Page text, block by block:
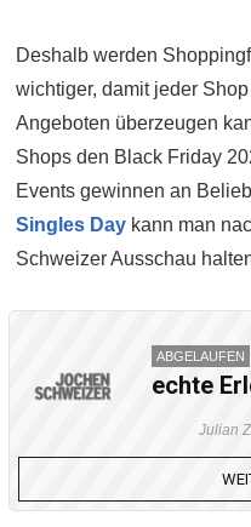
Deshalb werden
wichtiger, damit jeder
Angeboten überzeugen
Shops den Black Friday
Events gewinnen an
Singles Day kann man
Schweizer Ausschau
ABGELAUFEN
echte
Julian